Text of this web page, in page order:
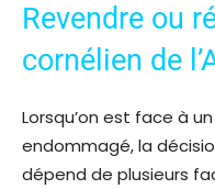
Revendre ou
cornélien de
Lorsqu’on est face à
endommagé, la
dépend de plusieurs